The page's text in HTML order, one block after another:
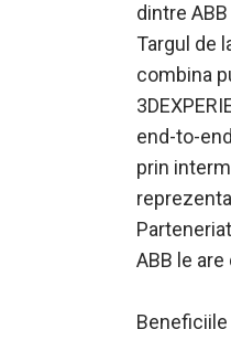
dintre
Targul de
combina
end-to-
prin
ABB le